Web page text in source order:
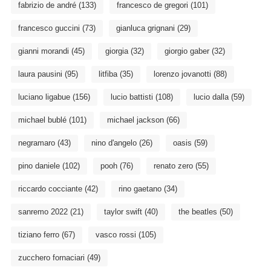
fabrizio de andré(133) francesco de gregori (101)
francesco guccini (73) gianluca grignani (29)
gianni morandi (45) giorgia(32) giorgio gaber(32)
laura pausini (95) litfiba(35) lorenzo jovanotti (88)
luciano ligabue(156) lucio battisti (108) lucio dalla(59)
michael bublé(101) michael jackson(66)
negramaro(43) nino d'angelo(26) oasis (59)
pino daniele(102) pooh(76) renato zero(55)
riccardo cocciante(42) rino gaetano(34)
sanremo 2022(21) taylor swift(40) the beatles (50)
tiziano ferro(67) vasco rossi (105)
zucchero fornaciari (49)